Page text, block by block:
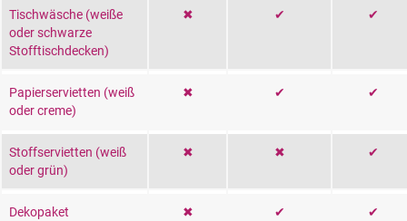
Tischwäsche (weiße
oder schwarze
Stofftischdecken)
✖ ✔ ✔
Papierservietten (weiß
oder creme)
✖ ✔ ✔
Stoffservietten (weiß
oder grün)
✖ ✖ ✔
Dekopaket ✖ ✔ ✔